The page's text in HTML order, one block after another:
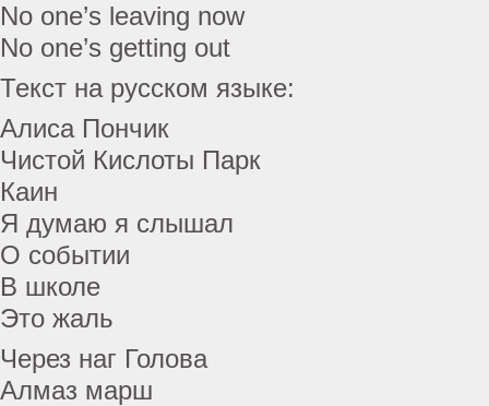
No one’s leaving now
No one’s getting out
Текст на русском языке:
Алиса Пончик
Чистой Кислоты Парк
Каин
Я думаю я слышал
О событии
В школе
Это жаль
Через наг Голова
Алмаз марш